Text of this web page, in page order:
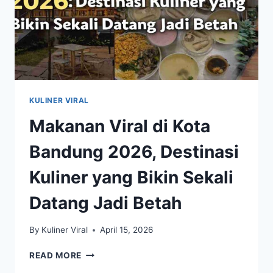
KULINER VIRAL
Makanan Viral di Kota
Bandung 2026, Destinasi
Kuliner yang Bikin Sekali
Datang Jadi Betah
By Kuliner Viral April 15, 2026
READ MORE MAKANAN